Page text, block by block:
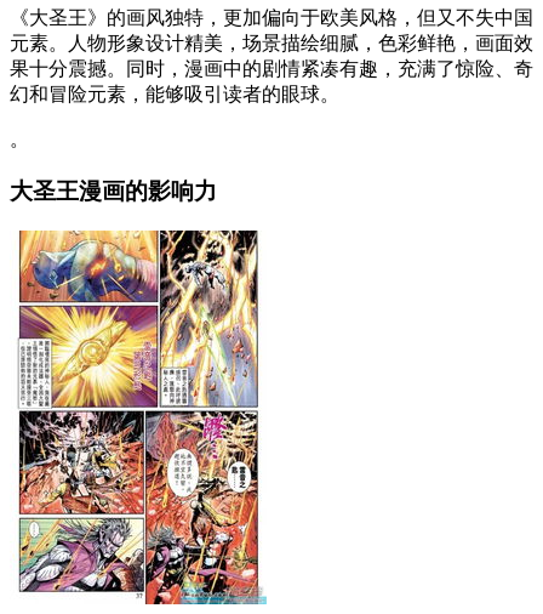
《大圣王》的画风独特，更加偏向于欧美风格，但又不失中国
元素。人物形象设计精美，场景描绘细腻，色彩鲜艳，画面效
果十分震撼。同时，漫画中的剧情紧凑有趣，充满了惊险、奇
幻和冒险元素，能够吸引读者的眼球。
。
大圣王漫画的影响力